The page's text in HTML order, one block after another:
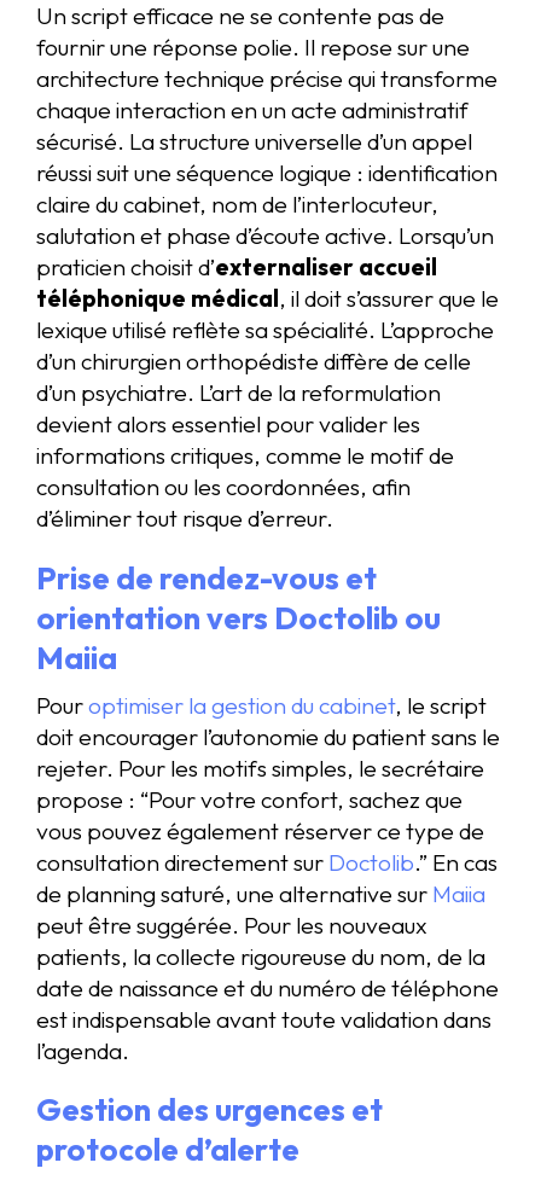
Un script efficace ne se contente pas de
fournir une réponse polie. Il repose sur une
architecture technique précise qui transforme
chaque interaction en un acte administratif
sécurisé. La structure universelle d’un appel
réussi suit une séquence logique : identification
claire du cabinet, nom de l’interlocuteur,
salutation et phase d’écoute active. Lorsqu’un
praticien choisit d’externaliser accueil
téléphonique médical , il doit s’assurer que le
lexique utilisé reflète sa spécialité. L’approche
d’un chirurgien orthopédiste diffère de celle
d’un psychiatre. L’art de la reformulation
devient alors essentiel pour valider les
informations critiques, comme le motif de
consultation ou les coordonnées, afin
d’éliminer tout risque d’erreur.
Prise de rendez-vous et
orientation vers Doctolib ou
Maiia
Pouroptimiser la gestion du cabinet, le script
doit encourager l’autonomie du patient sans le
rejeter. Pour les motifs simples, le secrétaire
propose : “Pour votre confort, sachez que
vous pouvez également réserver ce type de
consultation directement sur Doctolib.” En cas
de planning saturé, une alternative sur Maiia
peut être suggérée. Pour les nouveaux
patients, la collecte rigoureuse du nom, de la
date de naissance et du numéro de téléphone
est indispensable avant toute validation dans
l’agenda.
Gestion des urgences et
protocole d’alerte